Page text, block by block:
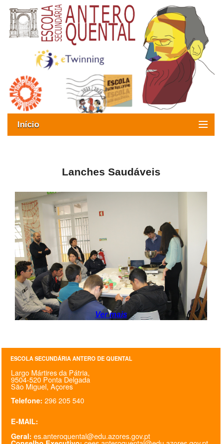
Início
Oferta formativa
ESAQ sem Bullying
SASE
Clubes Escolares
Matrículas
FOR maESAQ
@parlamentodosjovens_esaq
@clube_robotica.esaq
ALUNOS
Lanches Saudáveis
Ver mais
ESCOLA SECUNDÁRIA ANTERO DE QUENTAL
Largo Mártires da Pátria,
9504-520 Ponta Delgada
São Miguel, Açores
Telefone: 296 205 540
E-MAIL:
Geral: es.anteroquental@edu.azores.gov.pt